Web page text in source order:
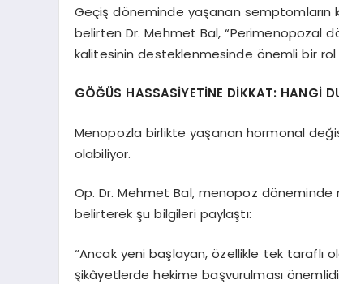
Geçiş döneminde yaşanan semptomların
belirten Dr. Mehmet Bal, “Perimenopozal
kalitesinin desteklenmesinde önemli bir rol
GÖĞÜS HASSASİYETİNE DİKKAT: HANGİ
Menopozla birlikte yaşanan hormonal
olabiliyor.
Op. Dr. Mehmet Bal, menopoz
belirterek şu bilgileri paylaştı:
“Ancak yeni başlayan, özellikle tek taraflı
şikâyetlerde hekime başvurulması